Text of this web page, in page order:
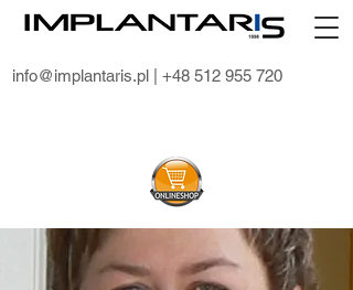
info@implantaris.pl | +48 512 955 720